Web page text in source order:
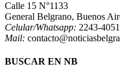
Calle 15 N°1133
General Belgrano, Buenos
Celular/Whatsapp: 2243-
Mail:
BUSCAR EN NB